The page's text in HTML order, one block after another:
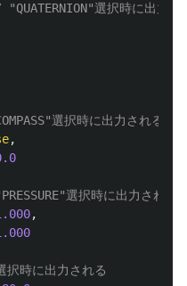
選択時に出力さ
選択時に出力される
,
選択時に出力される
,
時に出力される